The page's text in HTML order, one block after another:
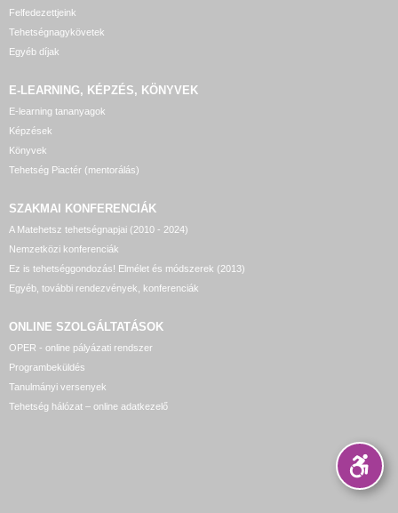
Felfedezettjeink
Tehetségnagykövetek
Egyéb díjak
E-LEARNING, KÉPZÉS, KÖNYVEK
E-learning tananyagok
Képzések
Könyvek
Tehetség Piactér (mentorálás)
SZAKMAI KONFERENCIÁK
A Matehetsz tehetségnapjai (2010 - 2024)
Nemzetközi konferenciák
Ez is tehetséggondozás! Elmélet és módszerek (2013)
Egyéb, további rendezvények, konferenciák
ONLINE SZOLGÁLTATÁSOK
OPER - online pályázati rendszer
Programbeküldés
Tanulmányi versenyek
Tehetség hálózat – online adatkezelő